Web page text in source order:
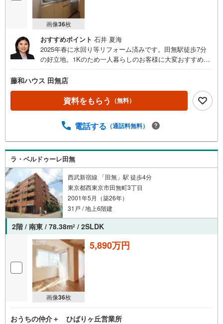
画像36枚
おすすめポイント 石井 夏海
2025年春に水回り等リフォーム済みです。田無駅徒歩7分
の好立地。1Kのため一人暮らしのお客様に大変おすすめで
学にいらっしゃいませんか。
藤和ハウス 田無店
資料をもらう （無料）
電話する （通話料無料）
ラ・ベルドゥーレ田無
西武新宿線 「田無」駅 徒歩4分
東京都西東京市田無町3丁目
2001年5月（築26年）
31戸 / 地上6階建
2階 / 南東 / 78.38m2 / 2SLDK
画像36枚
5,890万円
おうちの仲介＋ ひばりヶ丘営業所